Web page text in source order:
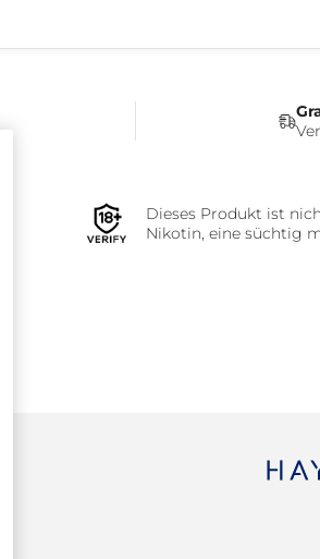
Dieses Produkt ist
Nikotin, eine süchtig